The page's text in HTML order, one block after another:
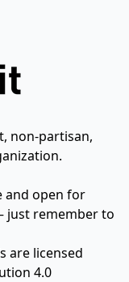
non-partisan,
and open for
just remember to
are licensed
4.0